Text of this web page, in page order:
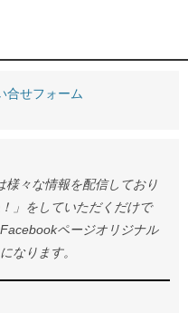
合せフォーム
様々な情報を配信しており
」をしていただくだけで
ページオリジナル
なります。